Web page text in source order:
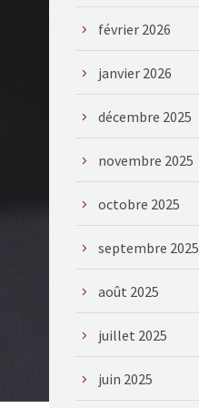
février 2026
janvier 2026
décembre 2025
novembre 2025
octobre 2025
septembre 2025
août 2025
juillet 2025
juin 2025